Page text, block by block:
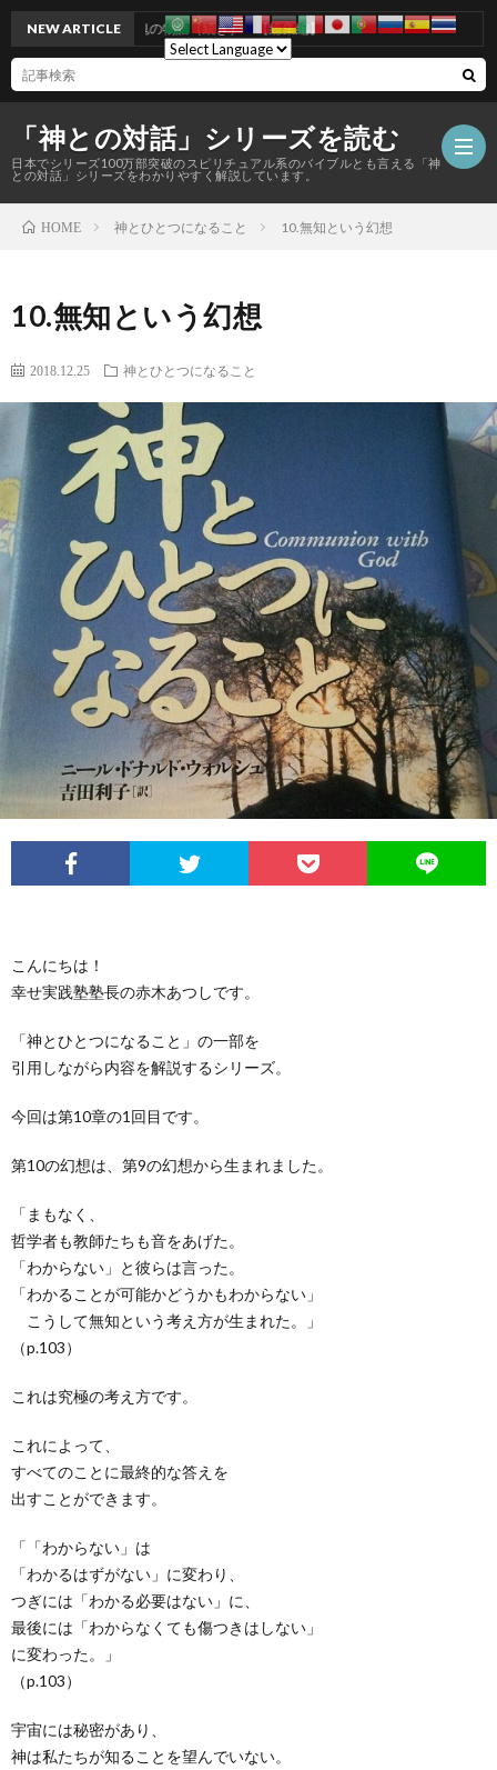
「神との対話」シリーズを読む
日本でシリーズ100万部突破のスピリチュアル系のバイブルとも言える「神
との対話」シリーズをわかりやすく解説しています。
NEW ARTICLE
小さな魂の物語（続き） 【総集編】
HOME 神とひとつになること 10.無知という幻想
10.無知という幻想
2018.12.25 神とひとつになること
こんにちは！
幸せ実践塾塾長の赤木あつしです。
「神とひとつになること」の一部を
引用しながら内容を解説するシリーズ。
今回は第10章の1回目です。
第10の幻想は、第9の幻想から生まれました。
「まもなく、
哲学者も教師たちも音をあげた。
「わからない」と彼らは言った。
「わかることが可能かどうかもわからない」
こうして無知という考え方が生まれた。」
（p.103）
これは究極の考え方です。
これによって、
すべてのことに最終的な答えを
出すことができます。
「「わからない」は
「わかるはずがない」に変わり、
つぎには「わかる必要はない」に、
最後には「わからなくても傷つきはしない」
に変わった。」
（p.103）
宇宙には秘密があり、
神は私たちが知ることを望んでいない。